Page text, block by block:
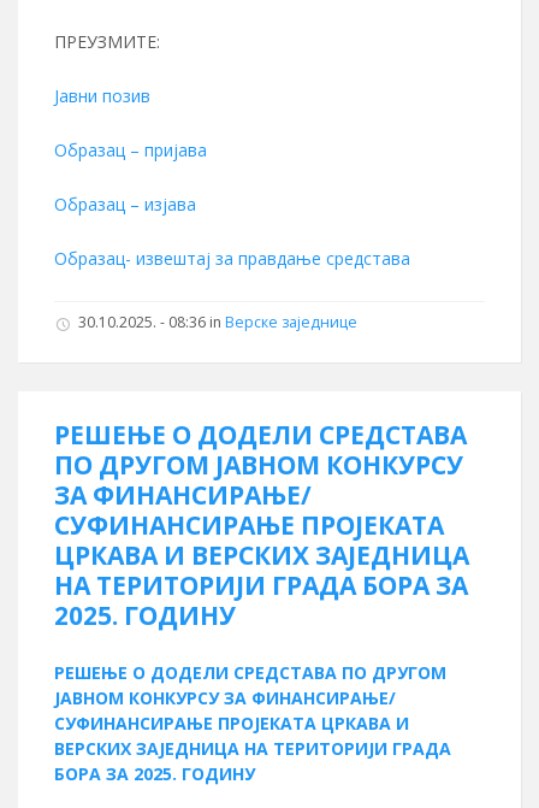
ПРЕУЗМИТЕ:
Јавни позив
Образац – пријава
Образац – изјава
Образац- извештај за правдање средстава
30.10.2025. - 08:36 in Верске заједнице
РЕШЕЊЕ О ДОДЕЛИ СРЕДСТАВА
ПО ДРУГОМ ЈАВНОМ КОНКУРСУ
ЗА ФИНАНСИРАЊЕ/
СУФИНАНСИРАЊЕ ПРОЈЕКАТА
ЦРКАВА И ВЕРСКИХ ЗАЈЕДНИЦА
НА ТЕРИТОРИЈИ ГРАДА БОРА ЗА
2025. ГОДИНУ
РЕШЕЊЕ О ДОДЕЛИ СРЕДСТАВА ПО ДРУГОМ
ЈАВНОМ КОНКУРСУ ЗА ФИНАНСИРАЊЕ/
СУФИНАНСИРАЊЕ ПРОЈЕКАТА ЦРКАВА И
ВЕРСКИХ ЗАЈЕДНИЦА НА ТЕРИТОРИЈИ ГРАДА
БОРА ЗА 2025. ГОДИНУ